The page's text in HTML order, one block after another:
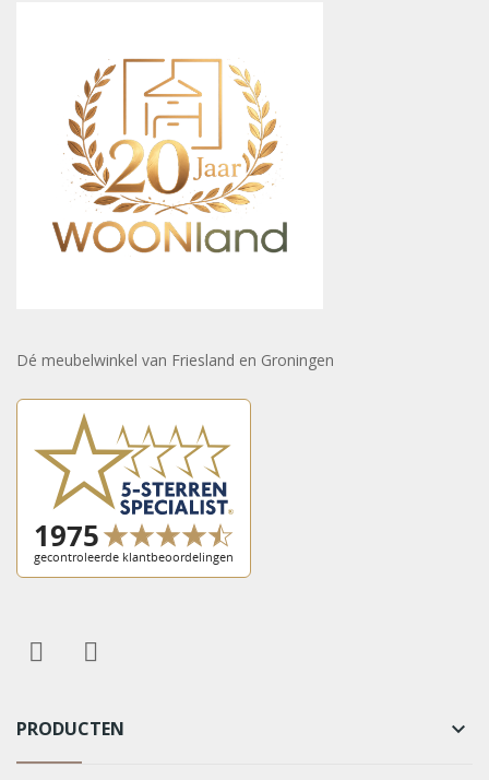
Dé meubelwinkel van Friesland en Groningen
PRODUCTEN keyboard_arrow_down